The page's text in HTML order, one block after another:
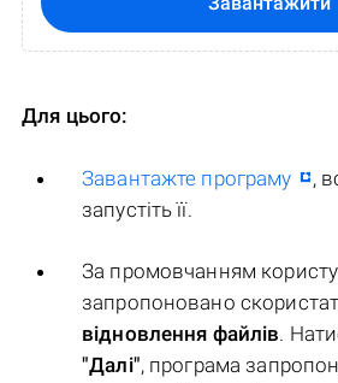
Для цього:
Завантажте програму
,
запустіть її.
За промовчанням
запропоновано
відновлення файлів.
"Далі", програма